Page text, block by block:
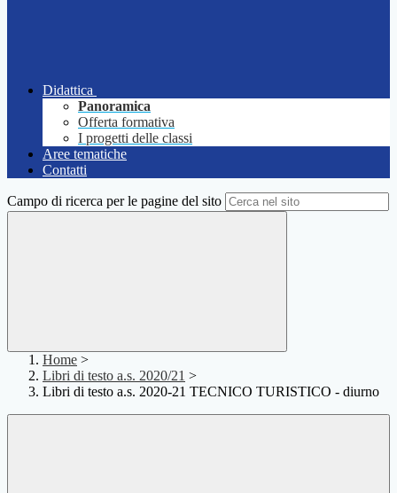
Didattica
Panoramica
Offerta formativa
I progetti delle classi
Aree tematiche
Contatti
Campo di ricerca per le pagine del sito
Home >
Libri di testo a.s. 2020/21 >
Libri di testo a.s. 2020-21 TECNICO TURISTICO - diurno